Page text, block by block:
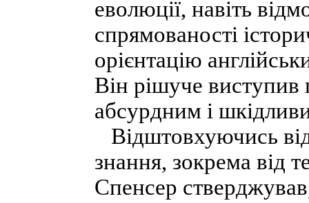
еволюції, навіть
спрямованості
орієнтацію
Він рішуче виступив
абсурдним і
Відштовхуючись
знання, зокрема від
Спенсер